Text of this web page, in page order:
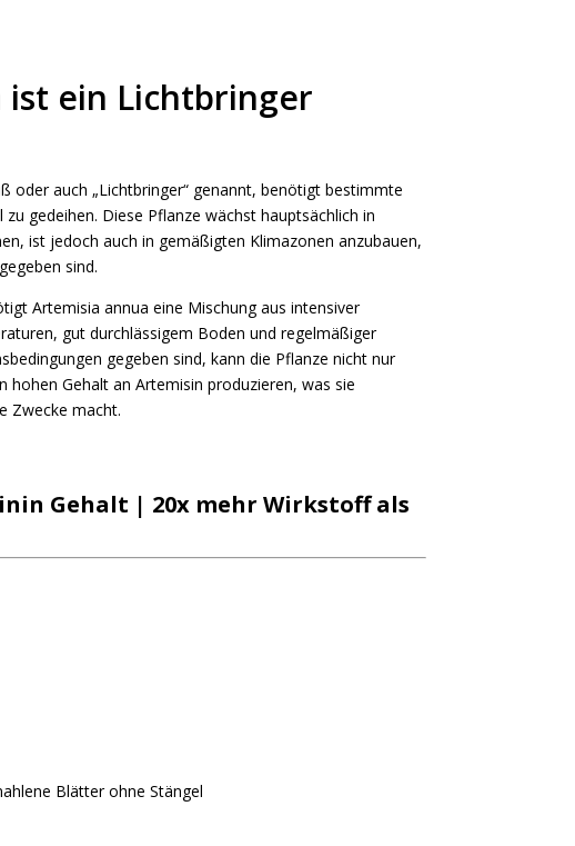
ein Lichtbringer
oder auch „Lichtbringer“ genannt, benötigt bestimmte
gedeihen. Diese Pflanze wächst hauptsächlich in
ist jedoch auch in gemäßigten Klimazonen anzubauen,
sind.
Artemisia annua eine Mischung aus intensiver
gut durchlässigem Boden und regelmäßiger
gegeben sind, kann die Pflanze nicht nur
hohen Gehalt an Artemisin produzieren, was sie
Zwecke macht.
Gehalt | 20x mehr Wirkstoff als
Blätter ohne Stängel